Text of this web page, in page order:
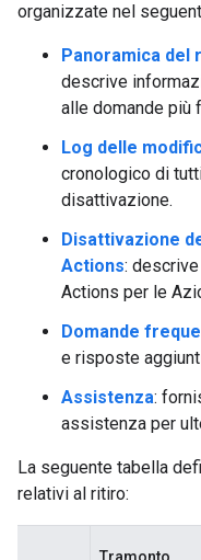
organizzate nel
Panoramica del
descrive
alle domande più
Log delle
cronologico di
disattivazione.
Disattivazione
Actions:
Actions per le
Domande
e risposte
Assistenza:
assistenza per
La seguente tabella
relativi al ritiro: